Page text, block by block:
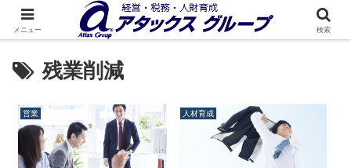
残業削減
営業 人材育成
メニュー 検索